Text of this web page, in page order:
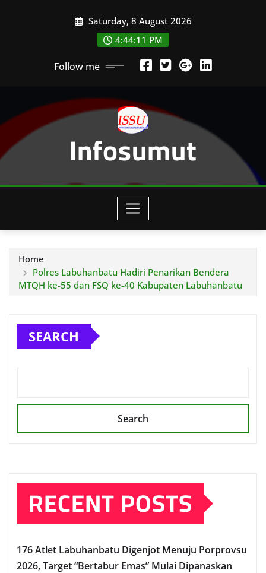
Saturday, 8 August 2026
4:44:13 PM
Follow me
Infosumut
Home
Polres Labuhanbatu Hadiri Penarikan Bendera
MTQH ke-55 dan FSQ ke-40 Kabupaten Labuhanbatu
SEARCH
Search
RECENT POSTS
176 Atlet Labuhanbatu Digenjot Menuju Porprovsu
2026, Target “Bertabur Emas” Mulai Dipanaskan